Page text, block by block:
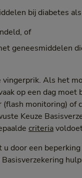
bij diabetes
of
geneesmiddelen
Als het
op een dag
monitoring)
Keuze
criteria
door een